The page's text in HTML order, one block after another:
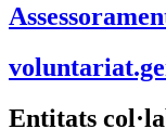
Entitats